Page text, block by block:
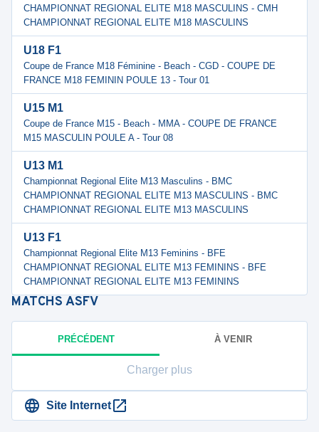
CHAMPIONNAT REGIONAL ELITE M18 MASCULINS - CMH
CHAMPIONNAT REGIONAL ELITE M18 MASCULINS
U18 F1
Coupe de France M18 Féminine - Beach - CGD - COUPE DE
FRANCE M18 FEMININ POULE 13 - Tour 01
U15 M1
Coupe de France M15 - Beach - MMA - COUPE DE FRANCE
M15 MASCULIN POULE A - Tour 08
U13 M1
Championnat Regional Elite M13 Masculins - BMC
CHAMPIONNAT REGIONAL ELITE M13 MASCULINS - BMC
CHAMPIONNAT REGIONAL ELITE M13 MASCULINS
U13 F1
Championnat Regional Elite M13 Feminins - BFE
CHAMPIONNAT REGIONAL ELITE M13 FEMININS - BFE
CHAMPIONNAT REGIONAL ELITE M13 FEMININS
MATCHS ASFV
PRÉCÉDENT À VENIR
Charger plus
Site Internet